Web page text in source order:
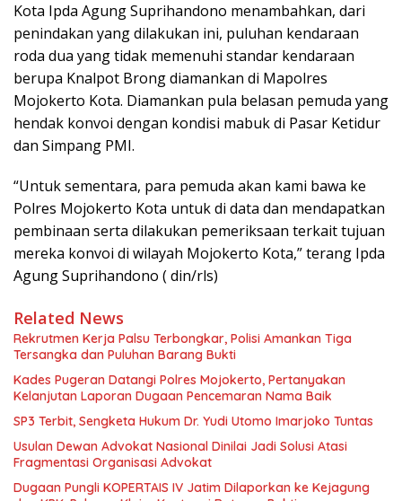
Kota Ipda Agung Suprihandono menambahkan, dari
penindakan yang dilakukan ini, puluhan kendaraan
roda dua yang tidak memenuhi standar kendaraan
berupa Knalpot Brong diamankan di Mapolres
Mojokerto Kota. Diamankan pula belasan pemuda yang
hendak konvoi dengan kondisi mabuk di Pasar Ketidur
dan Simpang PMI.
“Untuk sementara, para pemuda akan kami bawa ke
Polres Mojokerto Kota untuk di data dan mendapatkan
pembinaan serta dilakukan pemeriksaan terkait tujuan
mereka konvoi di wilayah Mojokerto Kota,” terang Ipda
Agung Suprihandono ( din/rls)
Related News
Rekrutmen Kerja Palsu Terbongkar, Polisi Amankan Tiga
Tersangka dan Puluhan Barang Bukti
Kades Pugeran Datangi Polres Mojokerto, Pertanyakan
Kelanjutan Laporan Dugaan Pencemaran Nama Baik
SP3 Terbit, Sengketa Hukum Dr. Yudi Utomo Imarjoko Tuntas
Usulan Dewan Advokat Nasional Dinilai Jadi Solusi Atasi
Fragmentasi Organisasi Advokat
Dugaan Pungli KOPERTAIS IV Jatim Dilaporkan ke Kejagung